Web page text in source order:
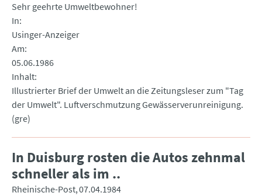
Sehr geehrte Umweltbewohner!
In
Usinger-Anzeiger
Am
05.06.1986
Inhalt
Illustrierter Brief der Umwelt an die Zeitungsleser zum "Tag
der Umwelt". Luftverschmutzung Gewässerverunreinigung.
(gre)
In Duisburg rosten die Autos zehnmal
schneller als im ..
Rheinische-Post 07.04.1984